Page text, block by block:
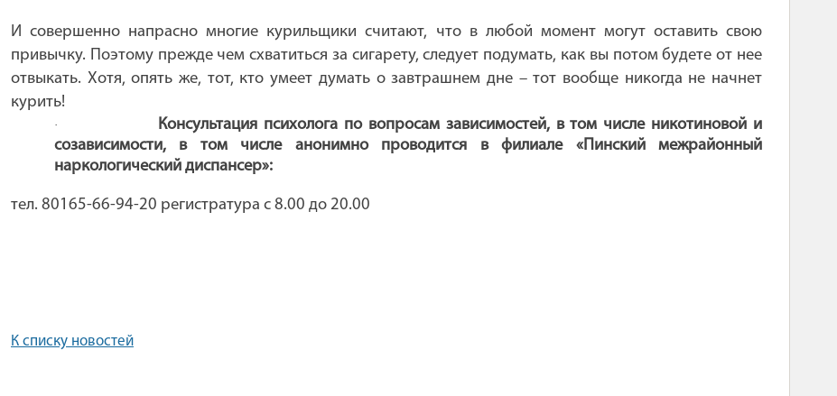
И совершенно напрасно многие курильщики считают, что в любой момент могут оставить свою
привычку. Поэтому прежде чем схватиться за сигарету, следует подумать, как вы потом будете от нее
отвыкать. Хотя, опять же, тот, кто умеет думать о завтрашнем дне – тот вообще никогда не начнет
курить!
·
Консультация психолога по вопросам зависимостей, в том числе никотиновой и
созависимости, в том числе анонимно проводится в филиале «Пинский межрайонный
наркологический диспансер»:
тел. 80165-66-94-20 регистратура с 8.00 до 20.00
К списку новостей